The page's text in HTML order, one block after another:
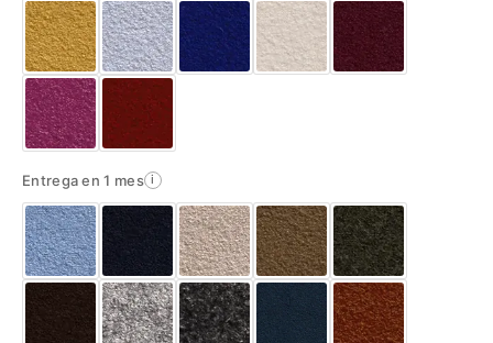
Entrega en 1 mes i